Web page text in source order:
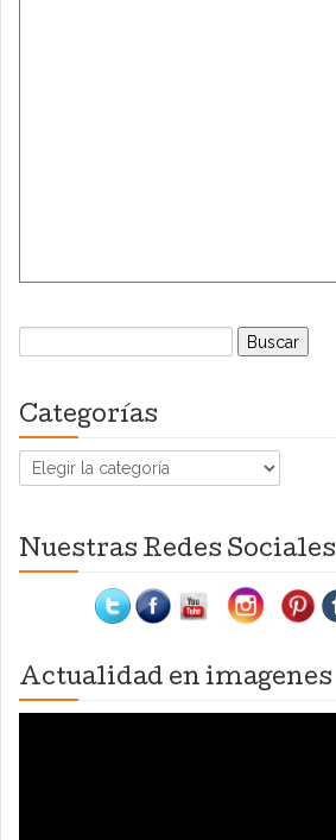
Buscar:
Categorías
Categorías
Nuestras Redes Sociales
Actualidad en imagenes